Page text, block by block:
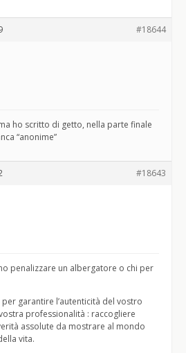
#18644
ho scritto di getto, nella parte finale
“anonime”
#18643
penalizzare un albergatore o chi per
garantire l’autenticità del vostro
professionalità : raccogliere
assolute da mostrare al mondo
vita.